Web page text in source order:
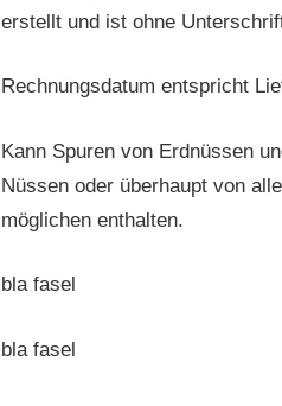
erstellt und ist ohne
Rechnungsdatum entspricht
Kann Spuren von Erdnüssen
Nüssen oder überhaupt von
möglichen enthalten.
bla fasel
bla fasel